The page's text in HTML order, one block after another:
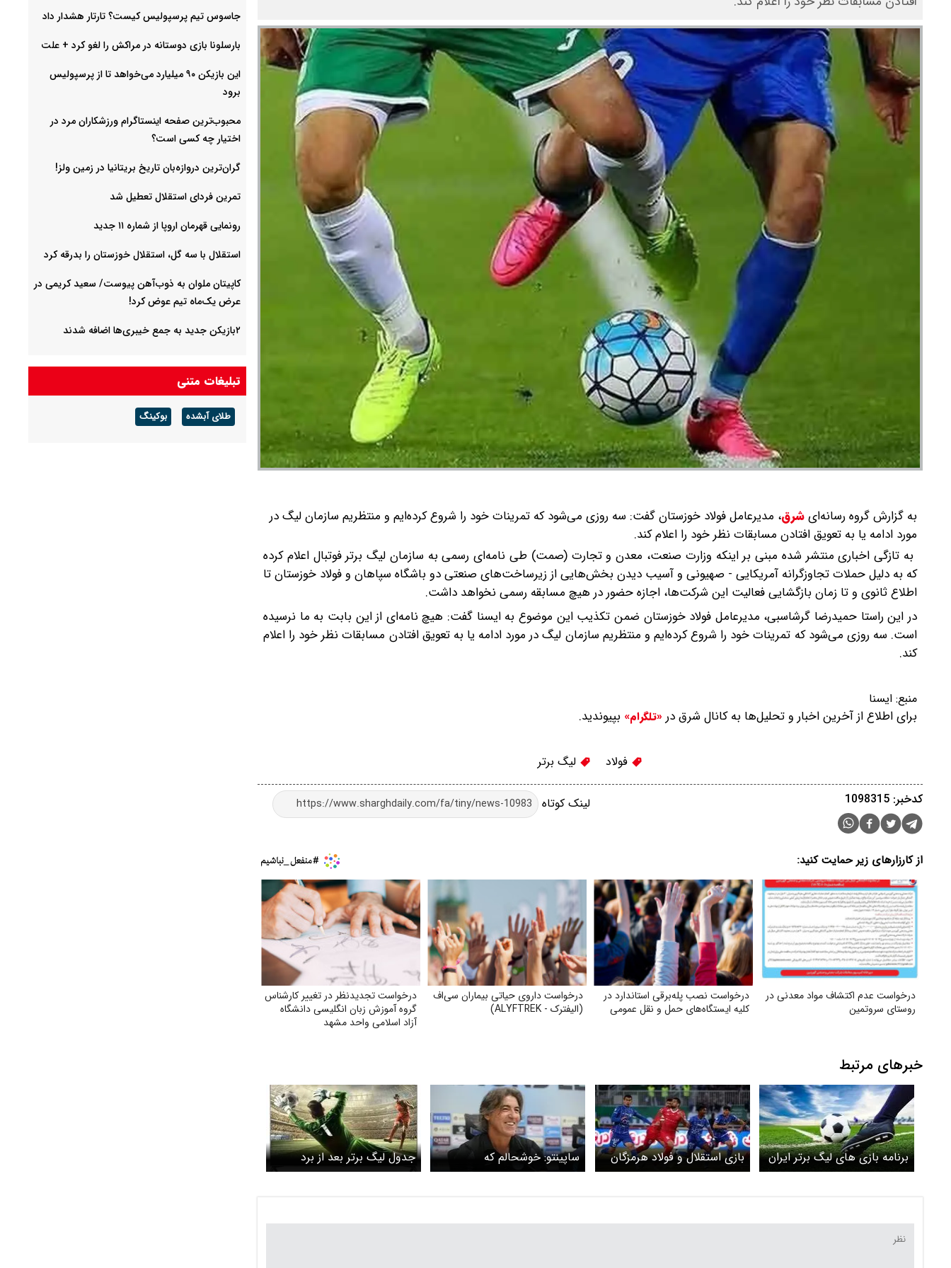
به گزارش گروه رسانه‌ایشرق، مدیرعامل فولاد خوزستان گفت: سه روزی می‌شود که تمرینات خود را شروع کرده‌ایم و منتظریم سازمان لیگ در
مورد ادامه یا به تعویق افتادن مسابقات نظر خود را اعلام کند.
به تازگی اخباری منتشر شده مبنی بر اینکه وزارت صنعت، معدن و تجارت (صمت) طی نامه‌ای رسمی به سازمان لیگ برتر فوتبال اعلام کرده
که به دلیل حملات تجاوزگرانه آمریکایی - صهیونی و آسیب دیدن بخش‌هایی از زیرساخت‌های صنعتی دو باشگاه سپاهان و فولاد خوزستان تا
اطلاع ثانوی و تا زمان بازگشایی فعالیت این شرکت‌ها، اجازه حضور در هیچ مسابقه رسمی نخواهد داشت.
در این راستا حمیدرضا گرشاسبی، مدیرعامل فولاد خوزستان ضمن تکذیب این موضوع به ایسنا گفت: هیچ نامه‌ای از این بابت به ما نرسیده
است. سه روزی می‌شود که تمرینات خود را شروع کرده‌ایم و منتظریم سازمان لیگ در مورد ادامه یا به تعویق افتادن مسابقات نظر خود را اعلام
کند.
منبع: ایسنا
برای اطلاع از آخرین اخبار و تحلیل‌ها به کانال شرق در «تلگرام» بپیوندید.
فولاد لیگ برتر
لینک کوتاه کدخبر: 1098315
از کارزارهای زیر حمایت کنید:
درخواست عدم اکتشاف مواد معدنی در
روستای سروتمین
درخواست نصب پله‌برقی استاندارد در
کلیه ایستگاه‌های حمل‌ و نقل عمومی
درخواست داروی حیاتی بیماران سی‌اف
(الیفترک - ALYFTREK)
درخواست تجدیدنظر در تغییر کارشناس
گروه آموزش زبان انگلیسی دانشگاه
آزاد اسلامی واحد مشهد
خبرهای مرتبط
برنامه بازی های لیگ برتر ایران
هفته هجدهم
بازی استقلال و فولاد هرمزگان
به تعویق افتاد
ساپینتو: خوشحالم که
صدرنشین شدیم
جدول لیگ برتر بعد از برد
استقلال مقابل فولاد را ببینید +
جاسوس تیم پرسپولیس کیست؟ تارتار هشدار داد
بارسلونا بازی دوستانه در مراکش را لغو کرد + علت
این بازیکن ۹۰ میلیارد می‌خواهد تا از پرسپولیس
برود
محبوب‌ترین صفحه اینستاگرام ورزشکاران مرد در
اختیار چه کسی است؟
گران‌ترین دروازه‌بان تاریخ بریتانیا در زمین ولز!
تمرین فردای استقلال تعطیل شد
رونمایی قهرمان اروپا از شماره ۱۱ جدید
استقلال با سه گل، استقلال خوزستان را بدرقه کرد
کاپیتان ملوان به ذوب‌آهن پیوست/ سعید کریمی در
عرض یک‌ماه تیم عوض کرد!
۲بازیکن جدید به جمع خیبری‌ها اضافه شدند
تبلیغات متنی
طلای آبشده بوکینگ